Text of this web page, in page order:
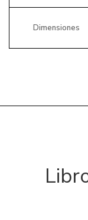
Dimensiones